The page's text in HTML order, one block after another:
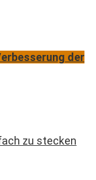
werden
der
zu stecken